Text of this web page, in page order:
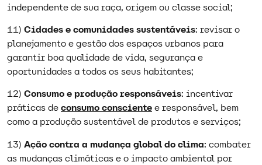
independente de sua raça, origem ou classe social;
11) Cidades e comunidades sustentáveis: revisar o
planejamento e gestão dos espaços urbanos para
garantir boa qualidade de vida, segurança e
oportunidades a todos os seus habitantes;
12) Consumo e produção responsáveis: incentivar
práticas deconsumo conscientee responsável, bem
como a produção sustentável de produtos e serviços;
13) Ação contra a mudança global do clima: combater
as mudanças climáticas e o impacto ambiental por